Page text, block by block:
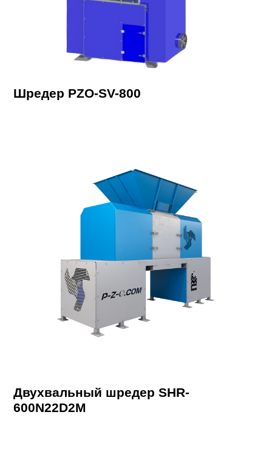
Шредер PZO-SV-800
Двухвальный шредер SHR-
600N22D2M